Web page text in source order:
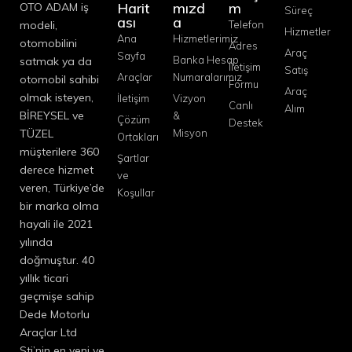
OTO ADAM iş
modeli,
otomobilini
satmak ya da
otomobil sahibi
olmak isteyen,
BİREYSEL ve
TÜZEL
müşterilere 360
derece hizmet
veren, Türkiye’de
bir marka olma
hayali ile 2021
yılında
doğmuştur. 40
yıllık ticari
geçmişe sahip
Dede Motorlu
Araçlar Ltd
Harit
ası
Ana
Sayfa
Araçlar
İletişim
Çözüm
Ortakları
Şartlar
ve
Koşullar
mızd
a
Hizmetlerimiz
Banka Hesap
Numaralarımız
Vizyon
&
Misyon
m
Telefon
Adres
İletişim
Formu
Canlı
Destek
Süreç
Hizmetler
Araç
Satış
Araç
Alım